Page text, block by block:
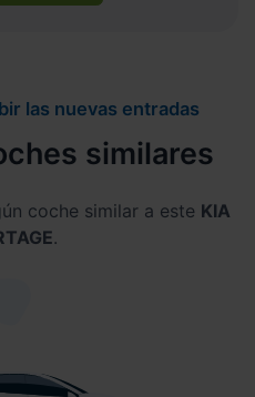
las nuevas entradas
similares
coche similar a este KIA
.